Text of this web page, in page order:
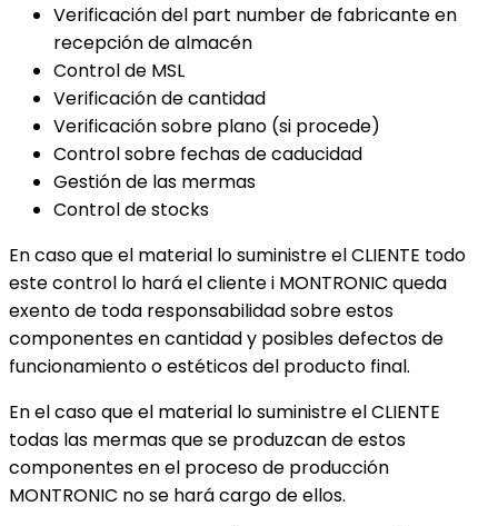
Verificación del part number de fabricante en
recepción de almacén
Control de MSL
Verificación de cantidad
Verificación sobre plano (si procede)
Control sobre fechas de caducidad
Gestión de las mermas
Control de stocks
En caso que el material lo suministre el CLIENTE todo
este control lo hará el cliente i MONTRONIC queda
exento de toda responsabilidad sobre estos
componentes en cantidad y posibles defectos de
funcionamiento o estéticos del producto final.
En el caso que el material lo suministre el CLIENTE
todas las mermas que se produzcan de estos
componentes en el proceso de producción
MONTRONIC no se hará cargo de ellos.